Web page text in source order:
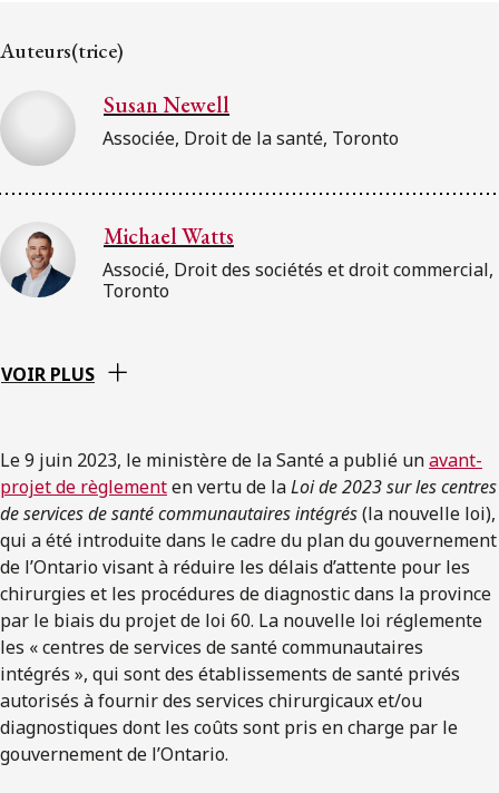
Auteurs(trice)
Susan Newell
Associée, Droit de la santé, Toronto
Michael Watts
Associé, Droit des sociétés et droit commercial,
Toronto
VOIR PLUS
Le 9 juin 2023, le ministère de la Santé a publié unavant-
projet de règlementen vertu de laLoi de 2023 sur les centres
de services de santé communautaires intégrés(la nouvelle loi),
qui a été introduite dans le cadre du plan du gouvernement
de l’Ontario visant à réduire les délais d’attente pour les
chirurgies et les procédures de diagnostic dans la province
par le biais du projet de loi 60. La nouvelle loi réglemente
les « centres de services de santé communautaires
intégrés », qui sont des établissements de santé privés
autorisés à fournir des services chirurgicaux et/ou
diagnostiques dont les coûts sont pris en charge par le
gouvernement de l’Ontario.